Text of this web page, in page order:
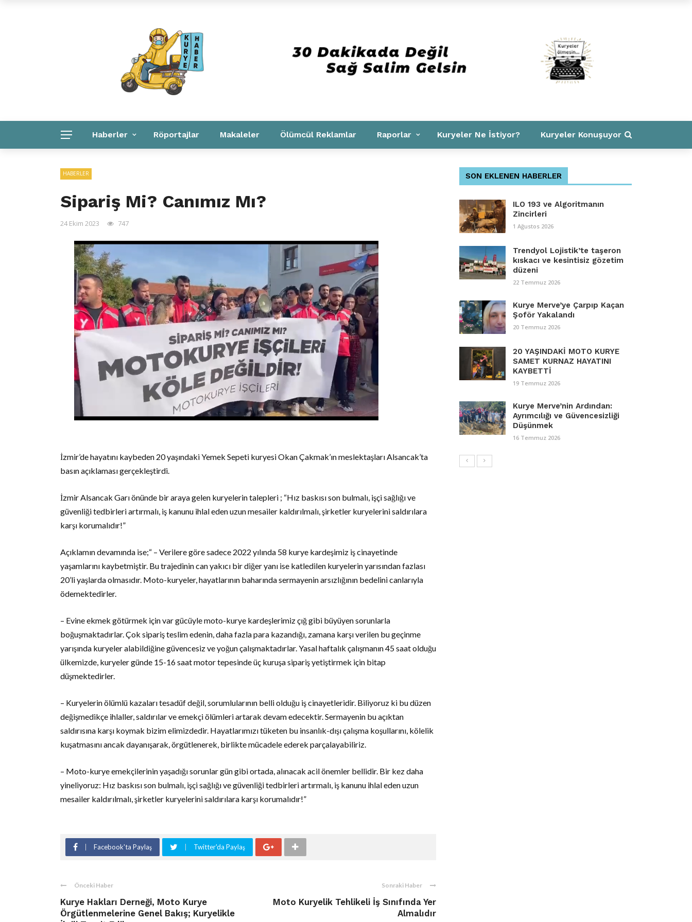
Haberler Röportajlar Makaleler Ölümcül Reklamlar Raporlar Kuryeler Ne İstiyor? Kuryeler Konuşuyor
HABERLER
Sipariş Mi? Canımız Mı?
24 Ekim 2023 747
İzmir’de hayatını kaybeden 20 yaşındaki Yemek Sepeti kuryesi Okan Çakmak’ın meslektaşları Alsancak’ta
basın açıklaması gerçekleştirdi.
İzmir Alsancak Garı önünde bir araya gelen kuryelerin talepleri ; “Hız baskısı son bulmalı, işçi sağlığı ve
güvenliği tedbirleri artırmalı, iş kanunu ihlal eden uzun mesailer kaldırılmalı, şirketler kuryelerini saldırılara
karşı korumalıdır!”
Açıklamın devamında ise;“ – Verilere göre sadece 2022 yılında 58 kurye kardeşimiz iş cinayetinde
yaşamlarını kaybetmiştir. Bu trajedinin can yakıcı bir diğer yanı ise katledilen kuryelerin yarısından fazlası
20’li yaşlarda olmasıdır. Moto-kuryeler, hayatlarının baharında sermayenin arsızlığının bedelini canlarıyla
ödemektedirler.
– Evine ekmek götürmek için var gücüyle moto-kurye kardeşlerimiz çığ gibi büyüyen sorunlarla
boğuşmaktadırlar. Çok sipariş teslim edenin, daha fazla para kazandığı, zamana karşı verilen bu geçinme
yarışında kuryeler alabildiğine güvencesiz ve yoğun çalışmaktadırlar. Yasal haftalık çalışmanın 45 saat olduğu
ülkemizde, kuryeler günde 15-16 saat motor tepesinde üç kuruşa sipariş yetiştirmek için bitap
düşmektedirler.
– Kuryelerin ölümlü kazaları tesadüf değil, sorumlularının belli olduğu iş cinayetleridir. Biliyoruz ki bu düzen
değişmedikçe ihlaller, saldırılar ve emekçi ölümleri artarak devam edecektir. Sermayenin bu açıktan
saldırısına karşı koymak bizim elimizdedir. Hayatlarımızı tüketen bu insanlık-dışı çalışma koşullarını, kölelik
kuşatmasını ancak dayanışarak, örgütlenerek, birlikte mücadele ederek parçalayabiliriz.
– Moto-kurye emekçilerinin yaşadığı sorunlar gün gibi ortada, alınacak acil önemler bellidir. Bir kez daha
yineliyoruz: Hız baskısı son bulmalı, işçi sağlığı ve güvenliği tedbirleri artırmalı, iş kanunu ihlal eden uzun
mesailer kaldırılmalı, şirketler kuryelerini saldırılara karşı korumalıdır!”
Facebook'ta Paylaş Twitter'da Paylaş
Önceki Haber
Kurye Hakları Derneği, Moto Kurye
Örgütlenmelerine Genel Bakış; Kuryelikle
Sonraki Haber
Moto Kuryelik Tehlikeli İş Sınıfında Yer
Almalıdır
SON EKLENEN HABERLER
ILO 193 ve Algoritmanın
Zincirleri
1 Ağustos 2026
Trendyol Lojistik’te taşeron
kıskacı ve kesintisiz gözetim
düzeni
22 Temmuz 2026
Kurye Merve’ye Çarpıp Kaçan
Şoför Yakalandı
20 Temmuz 2026
20 YAŞINDAKİ MOTO KURYE
SAMET KURNAZ HAYATINI
KAYBETTİ
19 Temmuz 2026
Kurye Merve’nin Ardından:
Ayrımcılığı ve Güvencesizliği
Düşünmek
16 Temmuz 2026